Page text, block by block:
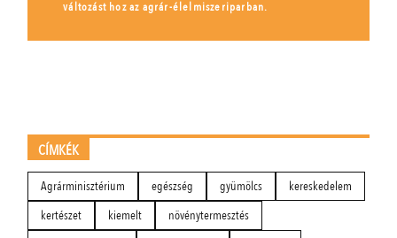
változást hoz az agrár-élelmiszeriparban.
CÍMKÉK
Agrárminisztérium egészség gyümölcs
kereskedelem
kertészet
kiemelt
növénytermesztés